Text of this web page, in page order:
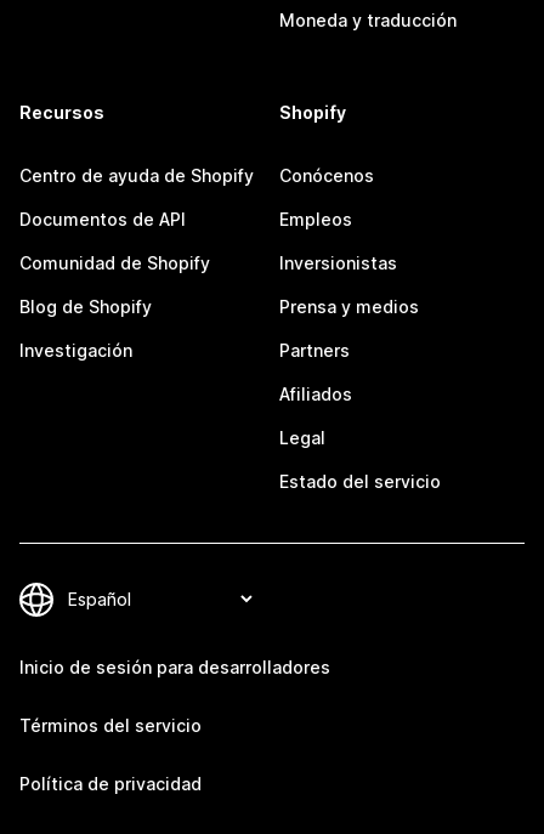
Moneda y traducción
Recursos
Centro de ayuda de Shopify
Documentos de API
Comunidad de Shopify
Blog de Shopify
Investigación
Shopify
Conócenos
Empleos
Inversionistas
Prensa y medios
Partners
Afiliados
Legal
Estado del servicio
Inicio de sesión para desarrolladores
Términos del servicio
Política de privacidad